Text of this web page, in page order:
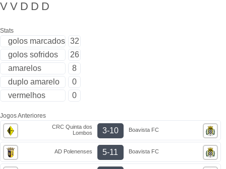
V V D D D
Stats
golos marcados 32
golos sofridos
26
amarelos
8
duplo amarelo
0
vermelhos
0
Jogos Anteriores
CRC Quinta dos
Lombos
3-10 Boavista FC
AD Polenenses 5-11 Boavista FC